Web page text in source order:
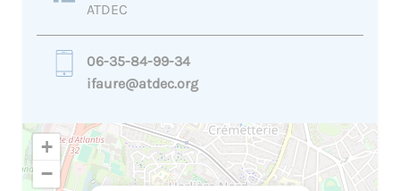
ATDEC
06-35-84-99-34
ifaure@atdec.org
+
−